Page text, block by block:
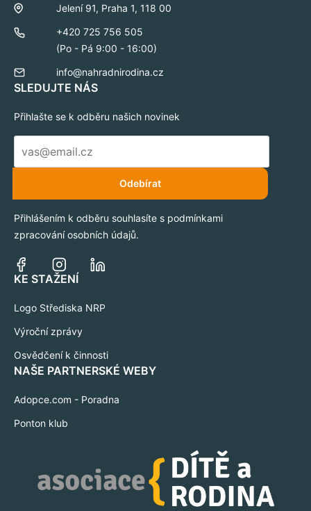
Jelení 91, Praha 1, 118 00
+420 725 756 505
(Po - Pá 9:00 - 16:00)
info@nahradnirodina.cz
SLEDUJTE NÁS
Přihlašte se k odběru našich novinek
E-
mail
Odebírat
Přihlášením k odběru souhlasíte s podmínkami
zpracování osobních údajů.
KE STAŽENÍ
Logo Střediska NRP
Výroční zprávy
Osvědčení k činnosti
NAŠE PARTNERSKÉ WEBY
Adopce.com - Poradna
Ponton klub